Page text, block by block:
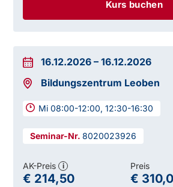
Kurs buchen
16.12.2026 –16.12.2026
Bildungszentrum Leoben
Mi 08:00-12:00, 12:30-16:30
8020023926
AK-Preis i
€ 214,50
Preis
€